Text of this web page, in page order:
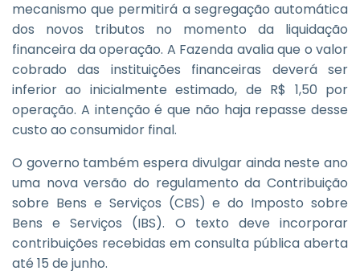
mecanismo que permitirá a segregação automática
dos novos tributos no momento da liquidação
financeira da operação. A Fazenda avalia que o valor
cobrado das instituições financeiras deverá ser
inferior ao inicialmente estimado, de R$ 1,50 por
operação. A intenção é que não haja repasse desse
custo ao consumidor final.
O governo também espera divulgar ainda neste ano
uma nova versão do regulamento da Contribuição
sobre Bens e Serviços (CBS) e do Imposto sobre
Bens e Serviços (IBS). O texto deve incorporar
contribuições recebidas em consulta pública aberta
até 15 de junho.